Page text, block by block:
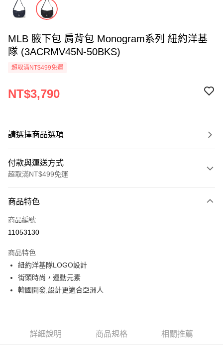
MLB 腋下包 肩背包 Monogram系列 紐約洋基
隊 (3ACRMV45N-50BKS)
超取滿NT$499免運
NT$3,790
請選擇商品選項
付款與運送方式
超取滿NT$499免運
信用卡一次付款
超商取貨付款
Apple Pay
街口支付
全家取貨付款<未取貨列黑名單/不支援離島取退>
商品特色
商品編號
11053130
商品特色
紐約洋基隊LOGO設計
街頭時尚，運動元素
韓國開發,設計更適合亞洲人
詳細說明 商品規格 相關推薦